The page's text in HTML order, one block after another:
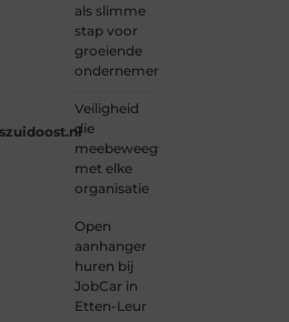
als slimme
stap voor
groeiende
ondernemers
Veiligheid
die
meebeweegt
met elke
organisatie
Open
aanhanger
huren bij
JobCar in
Etten-Leur